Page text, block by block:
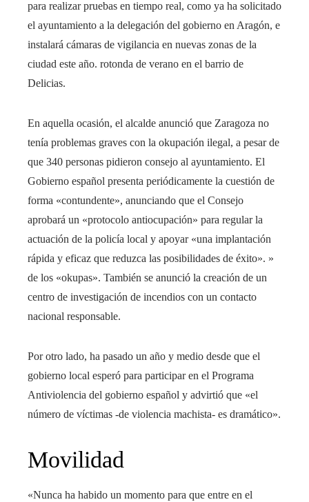
para realizar pruebas en tiempo real, como ya ha solicitado
el ayuntamiento a la delegación del gobierno en Aragón, e
instalará cámaras de vigilancia en nuevas zonas de la
ciudad este año. rotonda de verano en el barrio de
Delicias.
En aquella ocasión, el alcalde anunció que Zaragoza no
tenía problemas graves con la okupación ilegal, a pesar de
que 340 personas pidieron consejo al ayuntamiento. El
Gobierno español presenta periódicamente la cuestión de
forma «contundente», anunciando que el Consejo
aprobará un «protocolo antiocupación» para regular la
actuación de la policía local y apoyar «una implantación
rápida y eficaz que reduzca las posibilidades de éxito». »
de los «okupas». También se anunció la creación de un
centro de investigación de incendios con un contacto
nacional responsable.
Por otro lado, ha pasado un año y medio desde que el
gobierno local esperó para participar en el Programa
Antiviolencia del gobierno español y advirtió que «el
número de víctimas -de violencia machista- es dramático».
Movilidad
«Nunca ha habido un momento para que entre en el